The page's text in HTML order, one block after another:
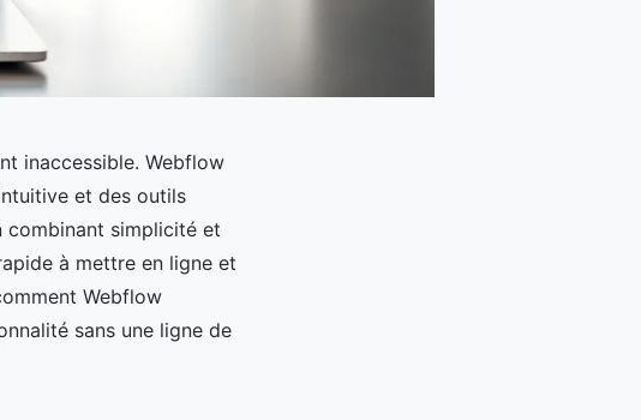
inaccessible. Webflow
et des outils
combinant simplicité et
à mettre en ligne et
Webflow
sans une ligne de